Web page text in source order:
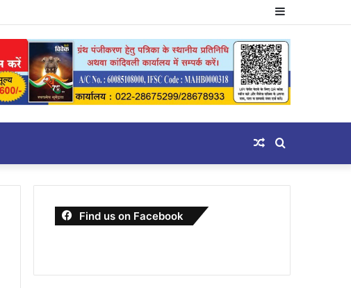
Sidebar
Search
for
Random
Article
Find us on Facebook